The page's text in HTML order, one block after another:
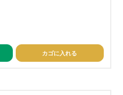
カゴに入れる